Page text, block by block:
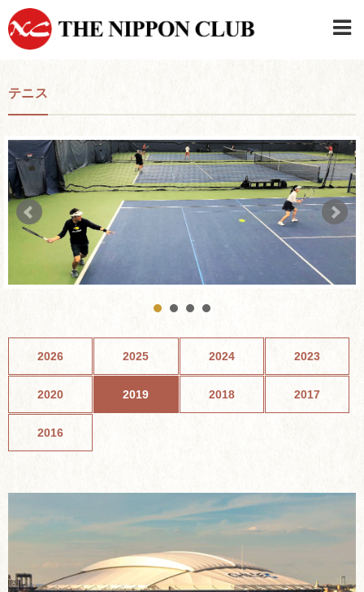
テニス
2026 2025 2024 2023
2020 2019 2018 2017
2016
日本クラブメンバーログイン
連絡先・駐車場
はじめてご利用の方はこちら
›